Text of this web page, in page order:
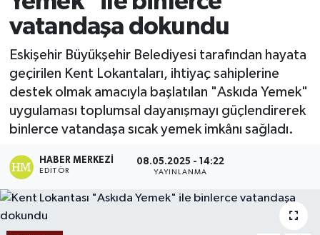
vatandaşa dokundu
Eskişehir Büyükşehir Belediyesi tarafından hayata
geçirilen Kent Lokantaları, ihtiyaç sahiplerine
destek olmak amacıyla başlatılan "Askıda Yemek"
uygulaması toplumsal dayanışmayı güçlendirerek
binlerce vatandaşa sıcak yemek imkânı sağladı.
HABER MERKEZI
EDITÖR
08.05.2025 - 14:22
YAYINLANMA
Ekonomi
Sağlık
Tokat Haber